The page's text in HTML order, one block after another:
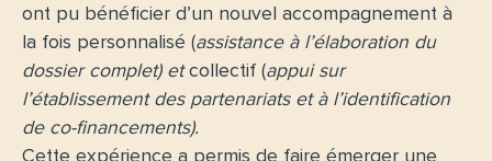
ont pu bénéficier d’un nouvel accompagnement à
la fois personnalisé (assistance à l’élaboration du
dossier complet) etcollectif (appui sur
l’établissement des partenariats et à l’identification
de co-financements).
Cette expérience a permis de faire émerger une